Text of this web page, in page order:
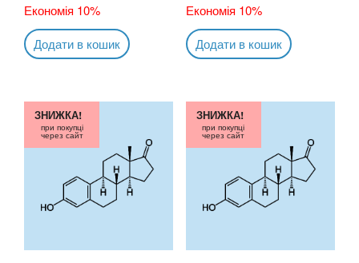
Економія 10%
Додати в кошик
Економія 10%
Додати в кошик
ЗНИЖКА!
при покупці
через сайт
ЗНИЖКА!
при покупці
через сайт